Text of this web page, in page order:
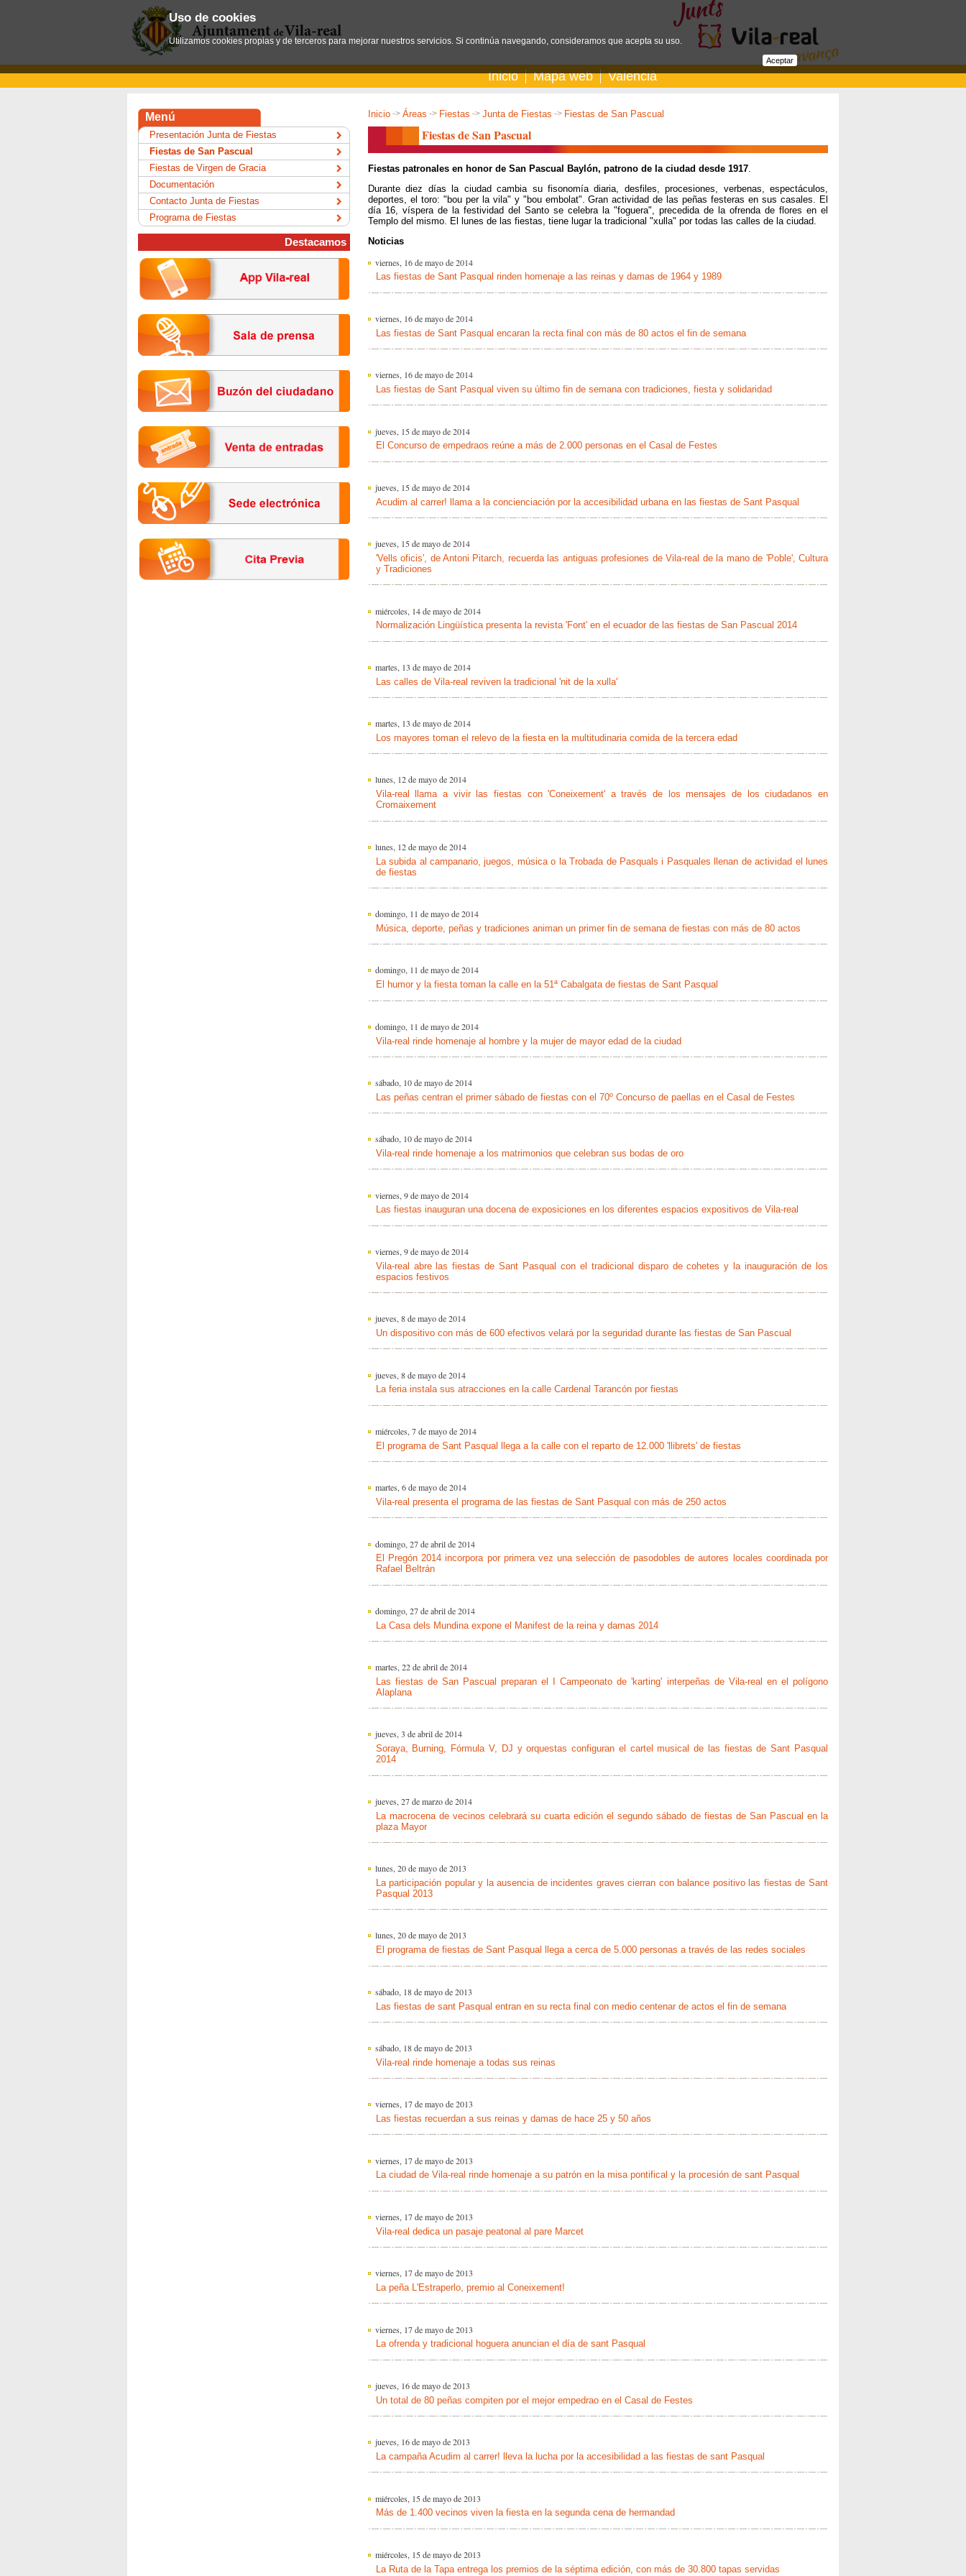
Inicio Mapa web Valencià
Inicio -> Áreas -> Fiestas -> Junta de Fiestas -> Fiestas de San Pascual
Fiestas de San Pascual
Fiestas patronales en honor de San Pascual Baylón, patrono de la ciudad desde 1917
Durante diez días la ciudad cambia su fisonomía diaria, desfiles, procesiones, verbenas, espectáculos,
deportes, el toro: "bou per la vila" y "bou embolat". Gran actividad de las peñas festeras en sus casales. El
día 16, víspera de la festividad del Santo se celebra la "foguera", precedida de la ofrenda de flores en el
Templo del mismo. El lunes de las fiestas, tiene lugar la tradicional "xulla" por todas las calles de la ciudad.
Noticias
viernes, 16 de mayo de 2014
Las fiestas de Sant Pasqual rinden homenaje a las reinas y damas de 1964 y 1989
viernes, 16 de mayo de 2014
Las fiestas de Sant Pasqual encaran la recta final con más de 80 actos el fin de semana
viernes, 16 de mayo de 2014
Las fiestas de Sant Pasqual viven su último fin de semana con tradiciones, fiesta y solidaridad
jueves, 15 de mayo de 2014
El Concurso de empedraos reúne a más de 2.000 personas en el Casal de Festes
jueves, 15 de mayo de 2014
Acudim al carrer! llama a la concienciación por la accesibilidad urbana en las fiestas de Sant Pasqual
jueves, 15 de mayo de 2014
'Vells oficis', de Antoni Pitarch, recuerda las antiguas profesiones de Vila-real de la mano de 'Poble', Cultura
y Tradiciones
miércoles, 14 de mayo de 2014
Normalización Lingüística presenta la revista 'Font' en el ecuador de las fiestas de San Pascual 2014
martes, 13 de mayo de 2014
Las calles de Vila-real reviven la tradicional 'nit de la xulla'
martes, 13 de mayo de 2014
Los mayores toman el relevo de la fiesta en la multitudinaria comida de la tercera edad
lunes, 12 de mayo de 2014
Vila-real llama a vivir las fiestas con 'Coneixement' a través de los mensajes de los ciudadanos en
Cromaixement
lunes, 12 de mayo de 2014
La subida al campanario, juegos, música o la Trobada de Pasquals i Pasquales llenan de actividad el lunes
de fiestas
domingo, 11 de mayo de 2014
Música, deporte, peñas y tradiciones animan un primer fin de semana de fiestas con más de 80 actos
domingo, 11 de mayo de 2014
El humor y la fiesta toman la calle en la 51ª Cabalgata de fiestas de Sant Pasqual
domingo, 11 de mayo de 2014
Vila-real rinde homenaje al hombre y la mujer de mayor edad de la ciudad
sábado, 10 de mayo de 2014
Las peñas centran el primer sábado de fiestas con el 70º Concurso de paellas en el Casal de Festes
sábado, 10 de mayo de 2014
Vila-real rinde homenaje a los matrimonios que celebran sus bodas de oro
viernes, 9 de mayo de 2014
Las fiestas inauguran una docena de exposiciones en los diferentes espacios expositivos de Vila-real
viernes, 9 de mayo de 2014
Vila-real abre las fiestas de Sant Pasqual con el tradicional disparo de cohetes y la inauguración de los
espacios festivos
jueves, 8 de mayo de 2014
Un dispositivo con más de 600 efectivos velará por la seguridad durante las fiestas de San Pascual
jueves, 8 de mayo de 2014
La feria instala sus atracciones en la calle Cardenal Tarancón por fiestas
miércoles, 7 de mayo de 2014
El programa de Sant Pasqual llega a la calle con el reparto de 12.000 'llibrets' de fiestas
martes, 6 de mayo de 2014
Vila-real presenta el programa de las fiestas de Sant Pasqual con más de 250 actos
domingo, 27 de abril de 2014
El Pregón 2014 incorpora por primera vez una selección de pasodobles de autores locales coordinada por
Rafael Beltrán
domingo, 27 de abril de 2014
La Casa dels Mundina expone el Manifest de la reina y damas 2014
martes, 22 de abril de 2014
Las fiestas de San Pascual preparan el I Campeonato de 'karting' interpeñas de Vila-real en el polígono
Alaplana
jueves, 3 de abril de 2014
Soraya, Burning, Fórmula V, DJ y orquestas configuran el cartel musical de las fiestas de Sant Pasqual
2014
jueves, 27 de marzo de 2014
La macrocena de vecinos celebrará su cuarta edición el segundo sábado de fiestas de San Pascual en la
plaza Mayor
lunes, 20 de mayo de 2013
La participación popular y la ausencia de incidentes graves cierran con balance positivo las fiestas de Sant
Pasqual 2013
lunes, 20 de mayo de 2013
El programa de fiestas de Sant Pasqual llega a cerca de 5.000 personas a través de las redes sociales
sábado, 18 de mayo de 2013
Las fiestas de sant Pasqual entran en su recta final con medio centenar de actos el fin de semana
sábado, 18 de mayo de 2013
Vila-real rinde homenaje a todas sus reinas
viernes, 17 de mayo de 2013
Las fiestas recuerdan a sus reinas y damas de hace 25 y 50 años
viernes, 17 de mayo de 2013
La ciudad de Vila-real rinde homenaje a su patrón en la misa pontifical y la procesión de sant Pasqual
viernes, 17 de mayo de 2013
Vila-real dedica un pasaje peatonal al pare Marcet
viernes, 17 de mayo de 2013
La peña L'Estraperlo, premio al Coneixement!
viernes, 17 de mayo de 2013
La ofrenda y tradicional hoguera anuncian el día de sant Pasqual
jueves, 16 de mayo de 2013
Un total de 80 peñas compiten por el mejor empedrao en el Casal de Festes
jueves, 16 de mayo de 2013
La campaña Acudim al carrer! lleva la lucha por la accesibilidad a las fiestas de sant Pasqual
miércoles, 15 de mayo de 2013
Más de 1.400 vecinos viven la fiesta en la segunda cena de hermandad
miércoles, 15 de mayo de 2013
La Ruta de la Tapa entrega los premios de la séptima edición, con más de 30.800 tapas servidas
Menú
Presentación Junta de Fiestas
Fiestas de San Pascual
Fiestas de Virgen de Gracia
Documentación
Contacto Junta de Fiestas
Programa de Fiestas
Destacamos
Uso de cookies
Utilizamos cookies propias y de terceros para mejorar nuestros servicios. Si continúa navegando, consideramos que acepta su uso.
Aceptar